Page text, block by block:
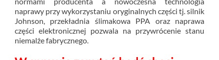
naprawy przy wykorzystaniu oryginalnych części tj. silnik
Johnson, przekładnia ślimakowa PPA oraz naprawa
części elektronicznej pozwala na przywrócenie stanu
niemalże fabrycznego.